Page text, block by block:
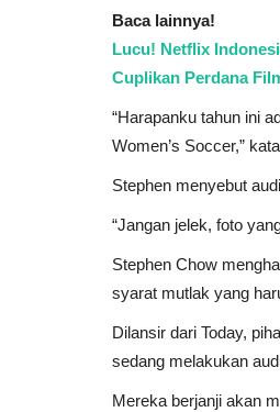
Baca lainnya!
Lucu! Netflix
Cuplikan Perdana
“Harapanku tahun ini
Women’s Soccer,”
Stephen menyebut
“Jangan jelek, foto
Stephen Chow
syarat mutlak yang
Dilansir dari Today,
sedang melakukan
Mereka berjanji akan